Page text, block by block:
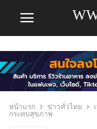
หน้าแรก ข่าวทั่วไทย
กระทบสุขภาพ